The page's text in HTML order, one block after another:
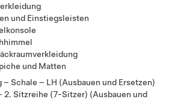
und Einstiegsleisten
und Matten
– Schale – LH (Ausbauen und Ersetzen)
2. Sitzreihe (7-Sitzer) (Ausbauen und